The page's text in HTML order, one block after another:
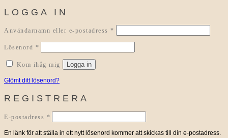
LOGGA IN
Användarnamn eller e-postadress *
Lösenord *
Kom ihåg mig Logga in
Glömt ditt lösenord?
REGISTRERA
E-postadress *
En länk för att ställa in ett nytt lösenord kommer att skickas till din e-postadress.